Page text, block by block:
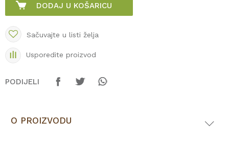
DODAJ U KOŠARICU
Sačuvajte u listi želja
Usporedite proizvod
PODIJELI
O PROIZVODU